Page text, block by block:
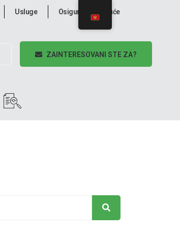
Usluge Osiguravajuće kuće
ZAINTERESOVANI STE ZA?